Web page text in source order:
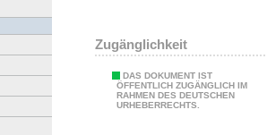
Zugänglichkeit
DAS DOKUMENT IST
ÖFFENTLICH ZUGÄNGLICH IM
RAHMEN DES DEUTSCHEN
URHEBERRECHTS.